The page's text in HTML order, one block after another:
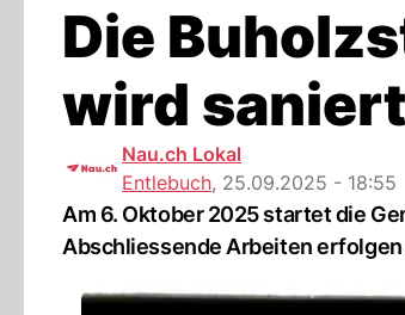
Die
wird saniert
Nau.ch Lokal
Entlebuch, 25.09.2025 - 18:55
Am 6. Oktober 2025 startet die
Abschliessende Arbeiten